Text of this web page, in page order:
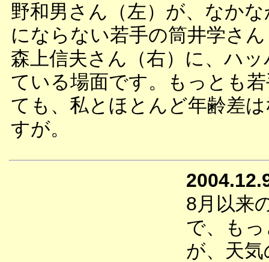
野和男さん（左）が、なか
にならない若手の筒井学さ
森上信夫さん（右）に、ハ
ている場面です。もっとも
ても、私とほとんど年齢差
すが。
8月以来
で、も
が、天